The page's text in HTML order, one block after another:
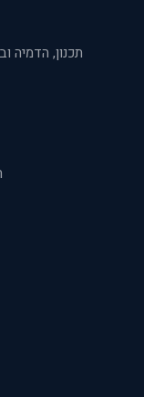
תכנון, הדמיה